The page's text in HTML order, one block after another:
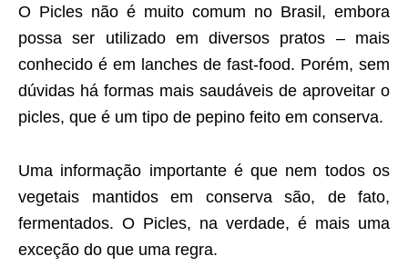
O Picles não é muito comum no Brasil, embora
possa ser utilizado em diversos pratos – mais
conhecido é em lanches de fast-food. Porém, sem
dúvidas há formas mais saudáveis de aproveitar o
picles, que é um tipo de pepino feito em conserva.
Uma informação importante é que nem todos os
vegetais mantidos em conserva são, de fato,
fermentados. O Picles, na verdade, é mais uma
exceção do que uma regra.